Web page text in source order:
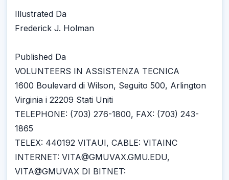
Illustrated Da
Frederick J. Holman
Published Da
VOLUNTEERS IN ASSISTENZA TECNICA
1600 Boulevard di Wilson, Seguito 500, Arlington
Virginia i 22209 Stati Uniti
TELEPHONE: (703) 276-1800, FAX: (703) 243-
1865
TELEX: 440192 VITAUI, CABLE: VITAINC
INTERNET: VITA@GMUVAX.GMU.EDU,
VITA@GMUVAX DI BITNET: